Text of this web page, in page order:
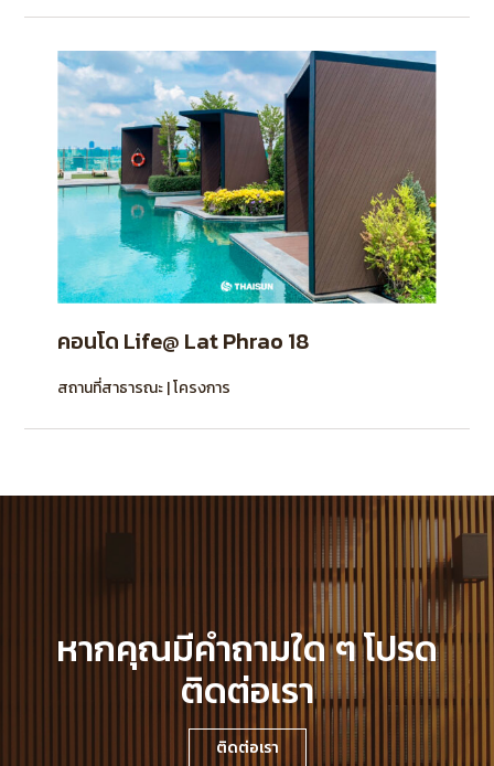
คอนโด Life@ Lat Phrao 18
สถานที่สาธารณะ | โครงการ
หากคุณมีคำถามใด ๆ โปรด
ติดต่อเรา
ติดต่อเรา